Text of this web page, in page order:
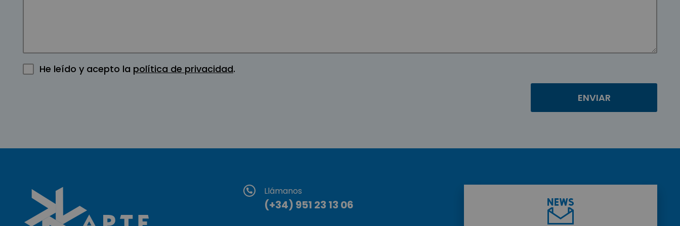
He leído y acepto la política de privacidad.
Llámanos
(+34) 951 23 13 06